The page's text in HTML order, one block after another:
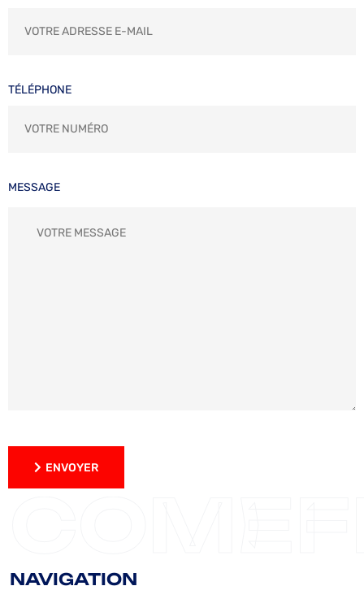
TÉLÉPHONE
MESSAGE
ENVOYER
NAVIGATION